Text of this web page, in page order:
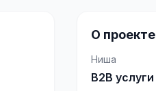
О проекте
Ниша
B2B услуги